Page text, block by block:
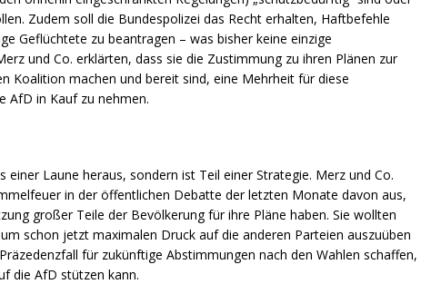
Zudem soll die Bundespolizei das Recht erhalten, Haftbefehle
Geflüchtete zu beantragen – was bisher keine einzige
und Co. erklärten, dass sie die Zustimmung zu ihren Plänen zur
Koalition machen und bereit sind, eine Mehrheit für diese
AfD in Kauf zu nehmen.
einer Laune heraus, sondern ist Teil einer Strategie. Merz und Co.
in der öffentlichen Debatte der letzten Monate davon aus,
großer Teile der Bevölkerung für ihre Pläne haben. Sie wollten
schon jetzt maximalen Druck auf die anderen Parteien auszuüben
für zukünftige Abstimmungen nach den Wahlen schaffen,
die AfD stützen kann.